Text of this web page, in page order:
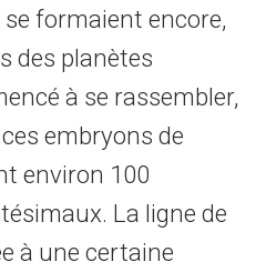
formaient encore,
des planètes
à se rassembler,
embryons de
environ 100
La ligne de
à une certaine